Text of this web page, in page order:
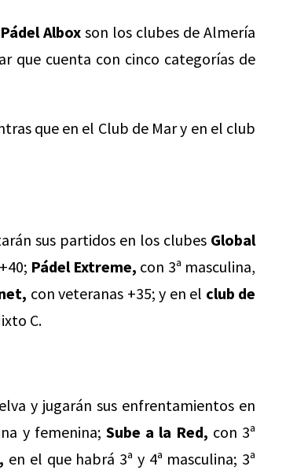
Alboxson los clubes de Almería
que cuenta con cinco categorías de
que en el Club de Mar y en el club
sus partidos en los clubes Global
Pádel Extreme, con 3ª masculina,
con veteranas +35; y en el club de
C.
y jugarán sus enfrentamientos en
y femenina; Sube a la Red, con 3ª
en el que habrá 3ª y 4ª masculina; 3ª